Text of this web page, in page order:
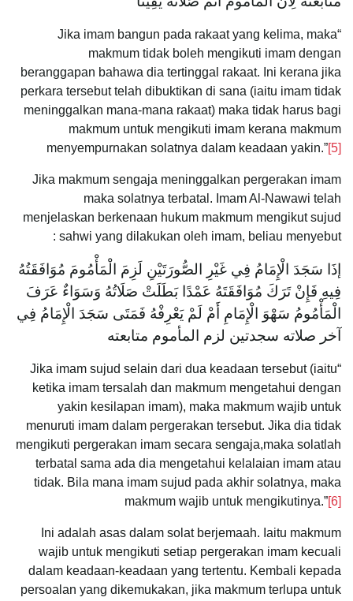
“Jika imam bangun pada rakaat yang kelima, maka
makmum tidak boleh mengikuti imam dengan
beranggapan bahawa dia tertinggal rakaat. Ini kerana jika
perkara tersebut telah dibuktikan di sana (iaitu imam tidak
meninggalkan mana-mana rakaat) maka tidak harus bagi
makmum untuk mengikuti imam kerana makmum
menyempurnakan solatnya dalam keadaan yakin.”[5]
Jika makmum sengaja meninggalkan pergerakan imam
maka solatnya terbatal. Imam Al-Nawawi telah
menjelaskan berkenaan hukum makmum mengikut sujud
sahwi yang dilakukan oleh imam, beliau menyebut :
إذَا سَجَدَ الْإِمَامُ فِي غَيْرِ الصُّورَتَيْنِ لَزِمَ الْمَأْمُومَ مُوَافَقَتُهُ
فِيهِ فَإِنْ تَرَكَ مُوَافَقَتَهُ عَمْدًا بَطَلَتْ صَلَاتُهُ وَسَوَاءٌ عَرَفَ
الْمَأْمُومُ سَهْوَ الْإِمَامِ أَمْ لَمْ يَعْرِفْهُ فَمَتَى سَجَدَ الْإِمَامُ فِي
آخر صلاته سجدتين لزم المأموم متابعته
“Jika imam sujud selain dari dua keadaan tersebut (iaitu
ketika imam tersalah dan makmum mengetahui dengan
yakin kesilapan imam), maka makmum wajib untuk
menuruti imam dalam pergerakan tersebut. Jika dia tidak
mengikuti pergerakan imam secara sengaja,maka solatlah
terbatal sama ada dia mengetahui kelalaian imam atau
tidak. Bila mana imam sujud pada akhir solatnya, maka
makmum wajib untuk mengikutinya.”[6]
Ini adalah asas dalam solat berjemaah. Iaitu makmum
wajib untuk mengikuti setiap pergerakan imam kecuali
dalam keadaan-keadaan yang tertentu. Kembali kepada
persoalan yang dikemukakan, jika makmum terlupa untuk